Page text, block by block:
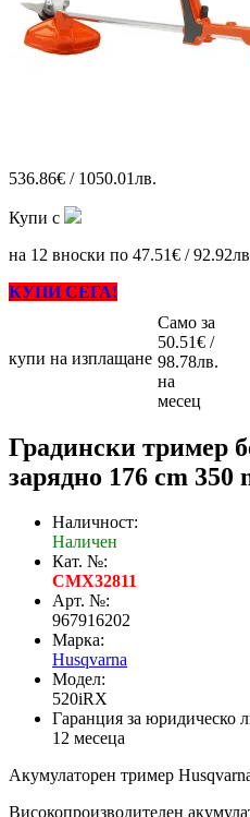
536.86€ / 1050.01лв.
Купи с
на 12 вноски по 47.51€ /
КУПИ СЕГА!
купи на изплащане
Само за
50.51€ /
98.78лв.
на
месец
Градински тример
зарядно 176 cm 350
Наличност:
Наличен
Кат. №:
CMX32811
Арт. №:
967916202
Марка:
Husqvarna
Модел:
520iRX
Гаранция за юридическо
12 месеца
Акумулаторен тример
Високопроизводителен